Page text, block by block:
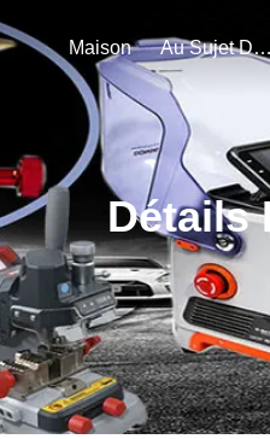
Maison Au Sujet De Nous
Détails